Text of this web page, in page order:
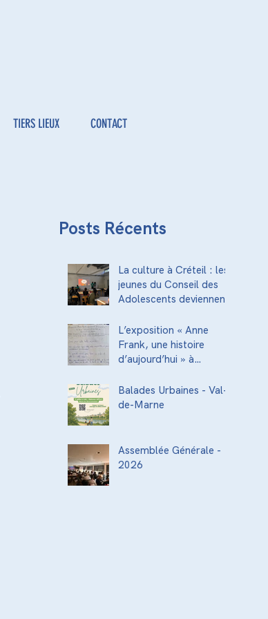
TIERS LIEUX CONTACT
Posts Récents
La culture à Créteil : les
jeunes du Conseil des
Adolescents deviennent
transmission culturelle
de la ville
L’exposition « Anne
Frank, une histoire
d’aujourd’hui » à
Supérieur du
Professorat et de
Balades Urbaines - Val-
de-Marne
Assemblée Générale -
2026